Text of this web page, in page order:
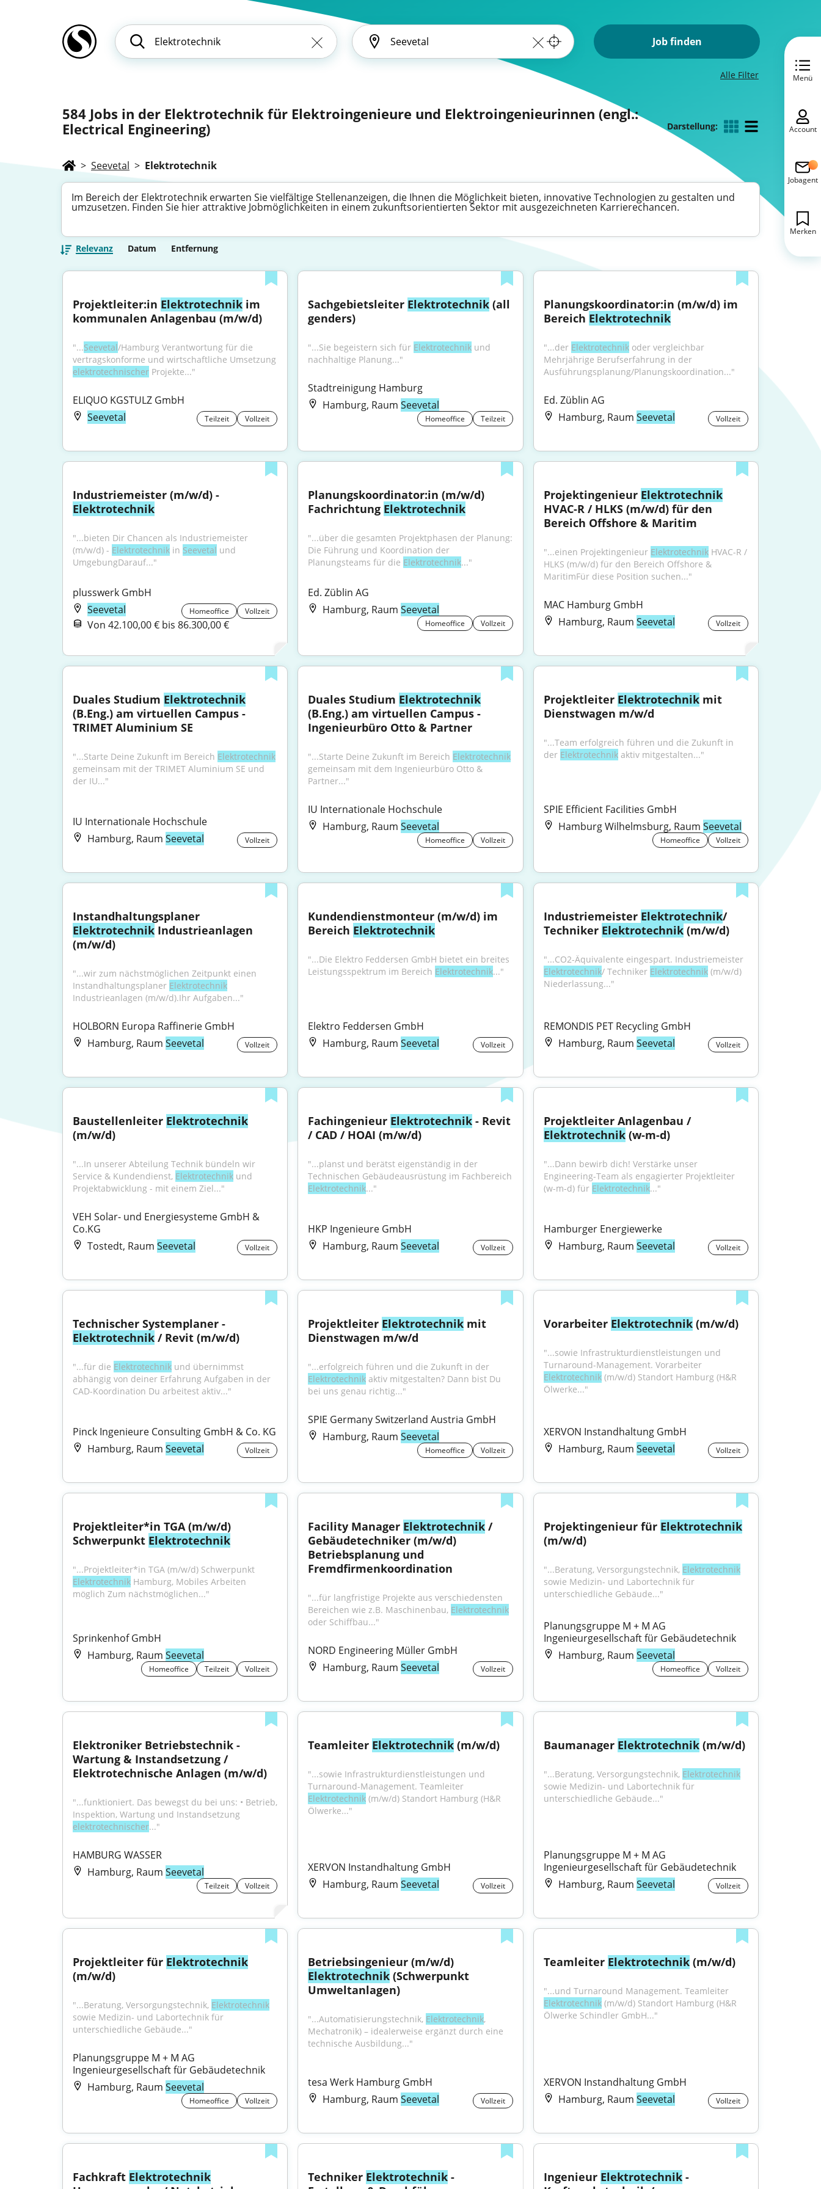
Job finden
Alle Filter
584 Jobs in der Elektrotechnik für Elektroingenieure und Elektroingenieurinnen (engl.:
Electrical Engineering)
Darstellung:
> Seevetal > Elektrotechnik
Im Bereich der Elektrotechnik erwarten Sie vielfältige Stellenanzeigen, die Ihnen die Möglichkeit bieten, innovative Technologien zu gestalten und
umzusetzen. Finden Sie hier attraktive Jobmöglichkeiten in einem zukunftsorientierten Sektor mit ausgezeichneten Karrierechancen.
Relevanz Datum Entfernung
Projektleiter:in Elektrotechnik im
kommunalen Anlagenbau (m/w/d)
"...Seevetal/Hamburg Verantwortung für die
elektrotechnischer Projekte..."
ELIQUO KGSTULZ GmbH
Seevetal
Teilzeit Vollzeit
Sachgebietsleiter Elektrotechnik (all
genders)
"...Sie begeistern sich für Elektrotechnik und
nachhaltige Planung..."
Stadtreinigung Hamburg
Hamburg, RaumSeevetal
Homeoffice Teilzeit
Planungskoordinator:in (m/w/d) im
Bereich Elektrotechnik
"...der Elektrotechnik oder vergleichbar
Mehrjährige Berufserfahrung in der
Ausführungsplanung/Planungskoordination..."
Ed. Züblin AG
Hamburg, Raum Seevetal Vollzeit
Elektrotechnik
"...bieten Dir Chancen als Industriemeister
(m/w/d) - Elektrotechnik in Seevetal und
UmgebungDarauf..."
plusswerk GmbH
Seevetal
Homeoffice Vollzeit
Von 42.100,00 € bis 86.300,00 €
Planungskoordinator:in (m/w/d)
Fachrichtung Elektrotechnik
"...über die gesamten Projektphasen der Planung:
Die Führung und Koordination der
Planungsteams für die Elektrotechnik..."
Ed. Züblin AG
Hamburg, RaumSeevetal
Homeoffice Vollzeit
Projektingenieur Elektrotechnik
HVAC-R / HLKS (m/w/d) für den
Bereich Offshore & Maritim
"...einen Projektingenieur Elektrotechnik HVAC-R /
HLKS (m/w/d) für den Bereich Offshore &
MaritimFür diese Position suchen..."
MAC Hamburg GmbH
Hamburg, Raum Seevetal Vollzeit
Duales Studium Elektrotechnik
(B.Eng.) am virtuellen Campus -
TRIMET Aluminium SE
"...Starte Deine Zukunft im Bereich Elektrotechnik
gemeinsam mit der TRIMET Aluminium SE und
der IU..."
IU Internationale Hochschule
Hamburg, Raum Seevetal Vollzeit
Duales Studium Elektrotechnik
(B.Eng.) am virtuellen Campus -
Ingenieurbüro Otto & Partner
"...Starte Deine Zukunft im Bereich Elektrotechnik
gemeinsam mit dem Ingenieurbüro Otto &
Partner..."
IU Internationale Hochschule
Hamburg, RaumSeevetal
Homeoffice Vollzeit
Projektleiter Elektrotechnik mit
Dienstwagen m/w/d
"...Team erfolgreich führen und die Zukunft in
der Elektrotechnik aktiv mitgestalten..."
SPIE Efficient Facilities GmbH
Hamburg Wilhelmsburg, Raum Seevetal
Homeoffice Vollzeit
Elektrotechnik Industrieanlagen
(m/w/d)
"...wir zum nächstmöglichen Zeitpunkt einen
Instandhaltungsplaner Elektrotechnik
Industrieanlagen (m/w/d).Ihr Aufgaben..."
HOLBORN Europa Raffinerie GmbH
Hamburg, Raum Seevetal Vollzeit
Kundendienstmonteur (m/w/d) im
Bereich Elektrotechnik
"...Die Elektro Feddersen GmbH bietet ein breites
Leistungsspektrum im Bereich Elektrotechnik..."
Elektro Feddersen GmbH
Hamburg, RaumSeevetal Vollzeit
Industriemeister Elektrotechnik/
Techniker Elektrotechnik (m/w/d)
"...CO2-Äquivalente eingespart. Industriemeister
Elektrotechnik/ Techniker Elektrotechnik (m/w/d)
Niederlassung..."
REMONDIS PET Recycling GmbH
Hamburg, Raum Seevetal Vollzeit
Baustellenleiter Elektrotechnik
(m/w/d)
"...In unserer Abteilung Technik bündeln wir
Service & Kundendienst, Elektrotechnik und
Projektabwicklung - mit einem Ziel..."
VEH Solar- und Energiesysteme GmbH &
Co.KG
Tostedt, Raum Seevetal Vollzeit
Fachingenieur Elektrotechnik - Revit
/ CAD / HOAI (m/w/d)
"...planst und berätst eigenständig in der
Elektrotechnik..."
HKP Ingenieure GmbH
Hamburg, RaumSeevetal Vollzeit
Projektleiter Anlagenbau /
Elektrotechnik (w-m-d)
"...Dann bewirb dich! Verstärke unser
Engineering-Team als engagierter Projektleiter
(w-m-d) für Elektrotechnik..."
Hamburger Energiewerke
Hamburg, Raum Seevetal Vollzeit
Elektrotechnik / Revit (m/w/d)
"...für die Elektrotechnik und übernimmst
abhängig von deiner Erfahrung Aufgaben in der
CAD-Koordination Du arbeitest aktiv..."
Pinck Ingenieure Consulting GmbH & Co. KG
Hamburg, Raum Seevetal Vollzeit
Projektleiter Elektrotechnik mit
Dienstwagen m/w/d
Elektrotechnik aktiv mitgestalten? Dann bist Du
bei uns genau richtig..."
SPIE Germany Switzerland Austria GmbH
Hamburg, RaumSeevetal
Homeoffice Vollzeit
Vorarbeiter Elektrotechnik (m/w/d)
"...sowie Infrastrukturdienstleistungen und
Turnaround-Management. Vorarbeiter
Elektrotechnik (m/w/d) Standort Hamburg (H&R
Ölwerke..."
XERVON Instandhaltung GmbH
Hamburg, Raum Seevetal Vollzeit
Projektleiter*in TGA (m/w/d)
Schwerpunkt Elektrotechnik
Elektrotechnik Hamburg, Mobiles Arbeiten
möglich Zum nächstmöglichen..."
Sprinkenhof GmbH
Hamburg, Raum Seevetal
Homeoffice Teilzeit Vollzeit
Facility Manager Elektrotechnik /
Gebäudetechniker (m/w/d)
Betriebsplanung und
Fremdfirmenkoordination
"...für langfristige Projekte aus verschiedensten
Bereichen wie z.B. Maschinenbau, Elektrotechnik
oder Schiffbau..."
NORD Engineering Müller GmbH
Hamburg, RaumSeevetal Vollzeit
Projektingenieur für Elektrotechnik
(m/w/d)
"...Beratung, Versorgungstechnik, Elektrotechnik
sowie Medizin- und Labortechnik für
unterschiedliche Gebäude..."
Planungsgruppe M + M AG
Ingenieurgesellschaft für Gebäudetechnik
Hamburg, Raum Seevetal
Homeoffice Vollzeit
Elektroniker Betriebstechnik -
Wartung & Instandsetzung /
Elektrotechnische Anlagen (m/w/d)
"...funktioniert. Das bewegst du bei uns: • Betrieb,
elektrotechnischer..."
HAMBURG WASSER
Hamburg, Raum Seevetal
Teilzeit Vollzeit
Teamleiter Elektrotechnik (m/w/d)
"...sowie Infrastrukturdienstleistungen und
Elektrotechnik (m/w/d) Standort Hamburg (H&R
Ölwerke..."
XERVON Instandhaltung GmbH
Hamburg, RaumSeevetal Vollzeit
Baumanager Elektrotechnik (m/w/d)
"...Beratung, Versorgungstechnik, Elektrotechnik
sowie Medizin- und Labortechnik für
unterschiedliche Gebäude..."
Planungsgruppe M + M AG
Ingenieurgesellschaft für Gebäudetechnik
Hamburg, Raum Seevetal Vollzeit
Projektleiter für Elektrotechnik
(m/w/d)
"...Beratung, Versorgungstechnik, Elektrotechnik
sowie Medizin- und Labortechnik für
unterschiedliche Gebäude..."
Planungsgruppe M + M AG
Ingenieurgesellschaft für Gebäudetechnik
Hamburg, Raum Seevetal
Homeoffice Vollzeit
Elektrotechnik (Schwerpunkt
Umweltanlagen)
"...Automatisierungstechnik, Elektrotechnik,
Mechatronik) – idealerweise ergänzt durch eine
technische Ausbildung..."
tesa Werk Hamburg GmbH
Hamburg, RaumSeevetal Vollzeit
Teamleiter Elektrotechnik (m/w/d)
"...und Turnaround Management. Teamleiter
Elektrotechnik (m/w/d) Standort Hamburg (H&R
Ölwerke Schindler GmbH..."
XERVON Instandhaltung GmbH
Hamburg, Raum Seevetal Vollzeit
Fachkraft Elektrotechnik
Techniker Elektrotechnik -
Ingenieur Elektrotechnik -
Menü
Account
Jobagent
Merken